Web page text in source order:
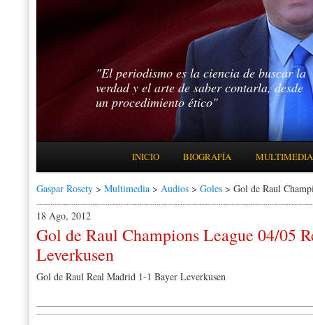
"El periodismo es la ciencia de buscar la
verdad y el arte de saber contarla, desde
un procedimiento ético"
IR AL CONTENIDO PRINCIPAL
IR AL CONTENIDO SECUNDARIO
INICIO BIOGRAFÍA MULTIMEDIA
Gaspar Rosety > Multimedia > Audios > Goles > Gol de Raul
18 Ago, 2012
Gol de Raul Champions League 04/05
Leverkusen
Gol de Raul Real Madrid 1-1 Bayer Leverkusen